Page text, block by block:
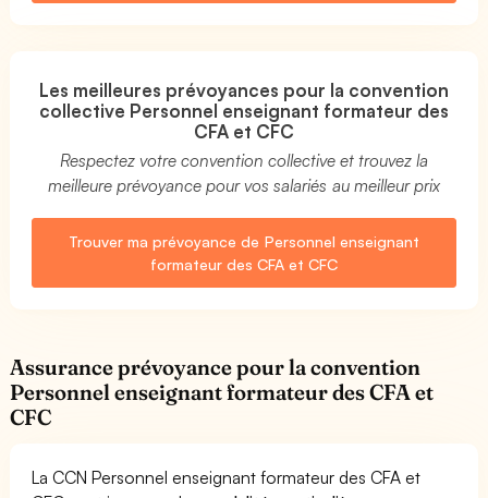
Les meilleures prévoyances pour la convention
collective Personnel enseignant formateur des
CFA et CFC
Respectez votre convention collective et trouvez la
meilleure prévoyance pour vos salariés au meilleur prix
Trouver ma prévoyance de Personnel enseignant
formateur des CFA et CFC
Assurance prévoyance pour la convention
Personnel enseignant formateur des CFA et
CFC
La CCN Personnel enseignant formateur des CFA et